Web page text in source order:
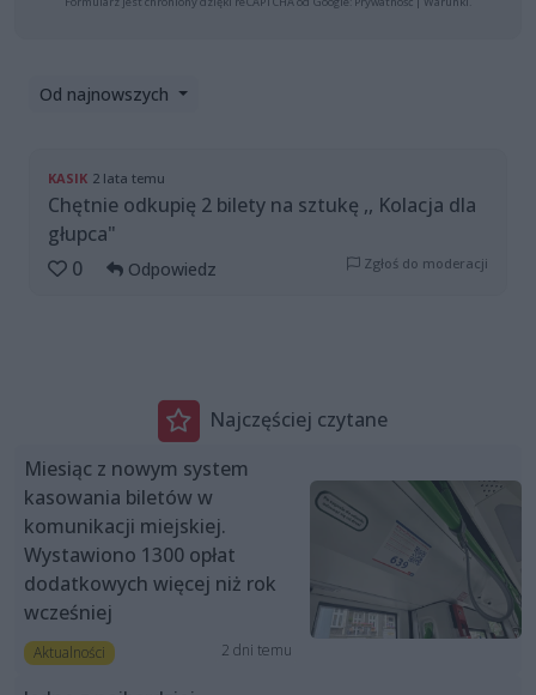
Od najnowszych
KASIK 2 lata temu
Chętnie odkupię 2 bilety na sztukę ,, Kolacja dla
głupca"
0
Odpowiedz Zgłoś do moderacji
Najczęściej czytane
Miesiąc z nowym system
kasowania biletów w
komunikacji miejskiej.
Wystawiono 1300 opłat
dodatkowych więcej niż rok
wcześniej
Aktualności 2 dni temu